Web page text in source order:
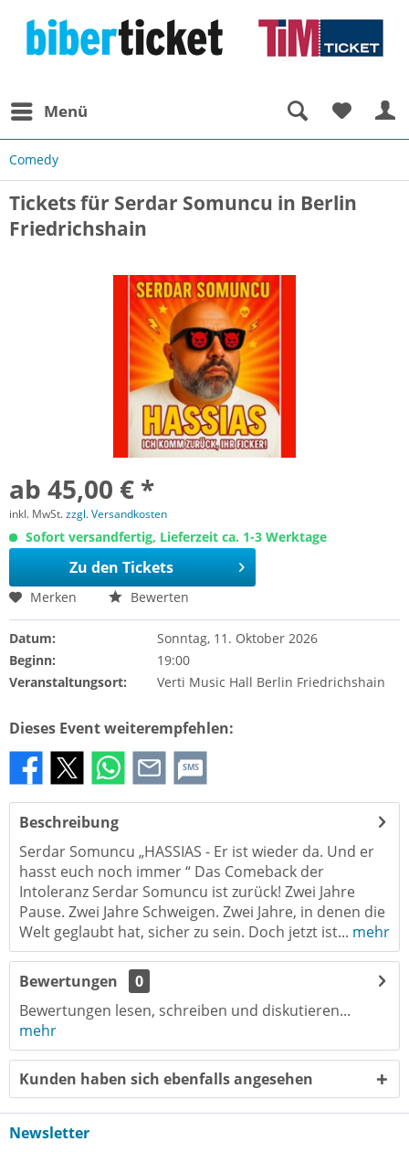
Menü
Comedy
Tickets für Serdar Somuncu in Berlin
Friedrichshain
ab 45,00 € *
inkl. MwSt.zzgl. Versandkosten
Sofort versandfertig, Lieferzeit ca. 1-3 Werktage
Zu den Tickets
Merken Bewerten
Datum:
Sonntag, 11. Oktober 2026
Beginn:
19:00
Veranstaltungsort:
Verti Music Hall Berlin Friedrichshain
Dieses Event weiterempfehlen:
SMS
Beschreibung
Serdar Somuncu „HASSIAS - Er ist wieder da. Und er
hasst euch noch immer “ Das Comeback der
Intoleranz Serdar Somuncu ist zurück! Zwei Jahre
Pause. Zwei Jahre Schweigen. Zwei Jahre, in denen die
Welt geglaubt hat, sicher zu sein. Doch jetzt ist... mehr
Bewertungen
0
Bewertungen lesen, schreiben und diskutieren...
mehr
Kunden haben sich ebenfalls angesehen
Newsletter